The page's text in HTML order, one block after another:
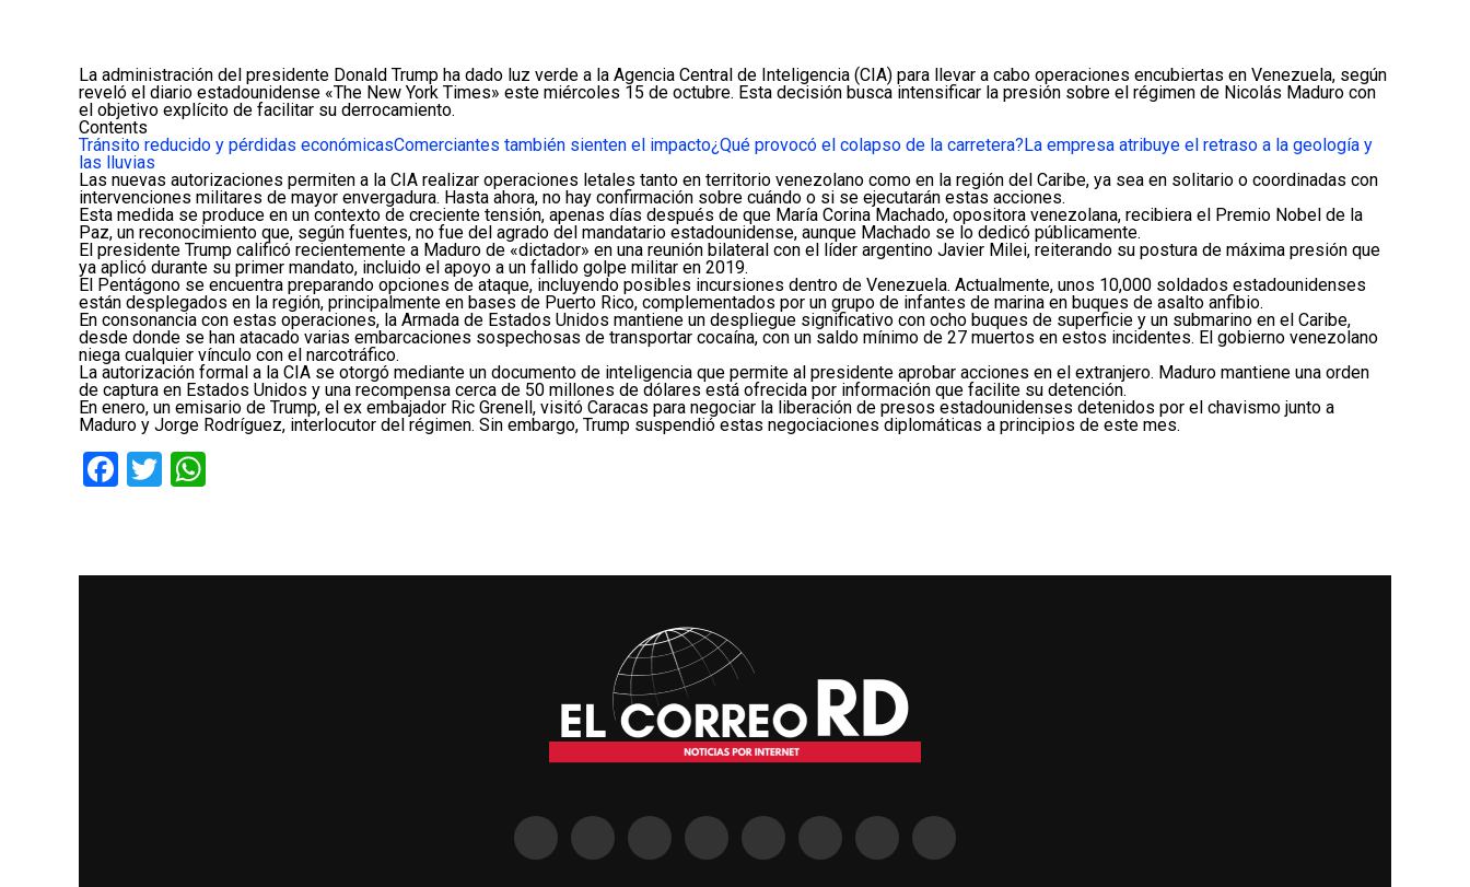
La administración del presidente Donald Trump ha dado luz verde a la Agencia Central de Inteligencia (CIA) para llevar a cabo operaciones encubiertas en Venezuela, según
reveló el diario estadounidense «The New York Times» este miércoles 15 de octubre. Esta decisión busca intensificar la presión sobre el régimen de Nicolás Maduro con
el objetivo explícito de facilitar su derrocamiento.
Contents
Tránsito reducido y pérdidas económicasComerciantes también sienten el impacto¿Qué provocó el colapso de la carretera?La empresa atribuye el retraso a la geología y
las lluvias
Las nuevas autorizaciones permiten a la CIA realizar operaciones letales tanto en territorio venezolano como en la región del Caribe, ya sea en solitario o coordinadas con
intervenciones militares de mayor envergadura. Hasta ahora, no hay confirmación sobre cuándo o si se ejecutarán estas acciones.
Esta medida se produce en un contexto de creciente tensión, apenas días después de que María Corina Machado, opositora venezolana, recibiera el Premio Nobel de la
Paz, un reconocimiento que, según fuentes, no fue del agrado del mandatario estadounidense, aunque Machado se lo dedicó públicamente.
El presidente Trump calificó recientemente a Maduro de «dictador» en una reunión bilateral con el líder argentino Javier Milei, reiterando su postura de máxima presión que
ya aplicó durante su primer mandato, incluido el apoyo a un fallido golpe militar en 2019.
El Pentágono se encuentra preparando opciones de ataque, incluyendo posibles incursiones dentro de Venezuela. Actualmente, unos 10,000 soldados estadounidenses
están desplegados en la región, principalmente en bases de Puerto Rico, complementados por un grupo de infantes de marina en buques de asalto anfibio.
En consonancia con estas operaciones, la Armada de Estados Unidos mantiene un despliegue significativo con ocho buques de superficie y un submarino en el Caribe,
desde donde se han atacado varias embarcaciones sospechosas de transportar cocaína, con un saldo mínimo de 27 muertos en estos incidentes. El gobierno venezolano
niega cualquier vínculo con el narcotráfico.
La autorización formal a la CIA se otorgó mediante un documento de inteligencia que permite al presidente aprobar acciones en el extranjero. Maduro mantiene una orden
de captura en Estados Unidos y una recompensa cerca de 50 millones de dólares está ofrecida por información que facilite su detención.
En enero, un emisario de Trump, el ex embajador Ric Grenell, visitó Caracas para negociar la liberación de presos estadounidenses detenidos por el chavismo junto a
Maduro y Jorge Rodríguez, interlocutor del régimen. Sin embargo, Trump suspendió estas negociaciones diplomáticas a principios de este mes.
Facebook
Twitter